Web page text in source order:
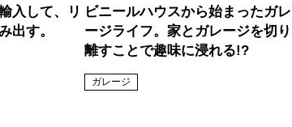
入して、リ
出す。
ビニールハウスから始まったガレ
ージライフ。家とガレージを切り
離すことで趣味に浸れる!?
ガレージ